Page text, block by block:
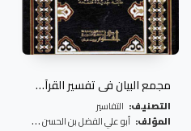
مجمع البيان في تفسير القرآن- ج10
التصنيف: التفاسير
المؤلف: أبو علي الفضل بن الحسن الطبرسي